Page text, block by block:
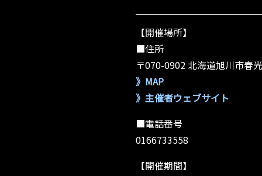
川
6/
2
9
で
催
【開催場所】
■住所
〒070-0902 北海道旭川市春
》MAP
》主催者ウェブサイト
■電話番号
0166733558
【開催期間】